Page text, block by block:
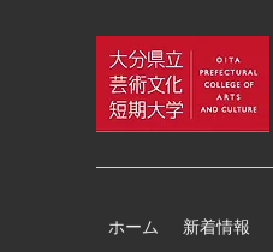
ホーム 新着情報